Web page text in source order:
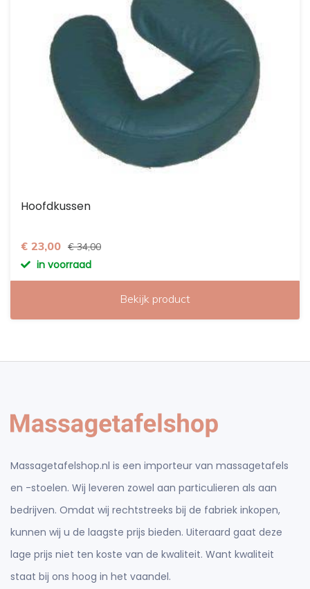
Hoofdkussen
€ 23,00 € 34,00
in voorraad
Bekijk product
Massagetafelshop.nl is een importeur van massagetafels
en -stoelen. Wij leveren zowel aan particulieren als aan
bedrijven. Omdat wij rechtstreeks bij de fabriek inkopen,
kunnen wij u de laagste prijs bieden. Uiteraard gaat deze
lage prijs niet ten koste van de kwaliteit. Want kwaliteit
staat bij ons hoog in het vaandel.